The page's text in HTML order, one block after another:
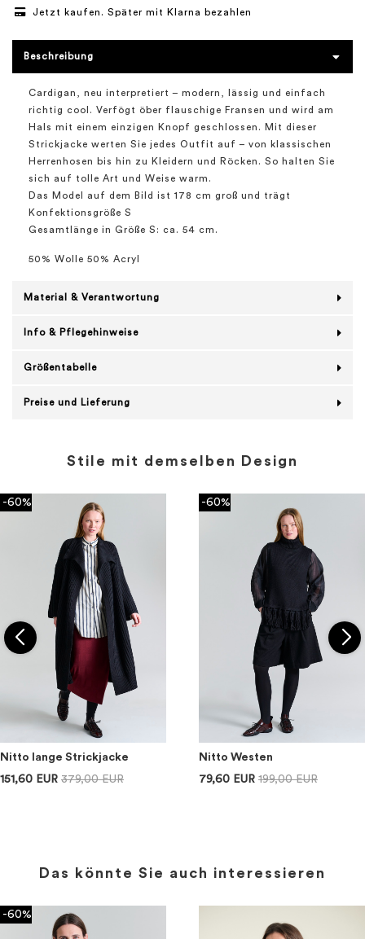
Jetzt kaufen. Später mit Klarna bezahlen
Beschreibung
Cardigan, neu interpretiert – modern, lässig und einfach
richtig cool. Verfögt öber flauschige Fransen und wird am
Hals mit einem einzigen Knopf geschlossen. Mit dieser
Strickjacke werten Sie jedes Outfit auf – von klassischen
Herrenhosen bis hin zu Kleidern und Röcken. So halten Sie
sich auf tolle Art und Weise warm.
Das Model auf dem Bild ist 178 cm groß und trägt
Konfektionsgröße S
Gesamtlänge in Größe S: ca. 54 cm.
50% Wolle 50% Acryl
Material & Verantwortung
Info & Pflegehinweise
Größentabelle
Preise und Lieferung
Stile mit demselben Design
-60%
Nitto lange Strickjacke
151,60 EUR 379,00 EUR
-60%
Nitto Westen
79,60 EUR 199,00 EUR
Das könnte Sie auch interessieren
-60%